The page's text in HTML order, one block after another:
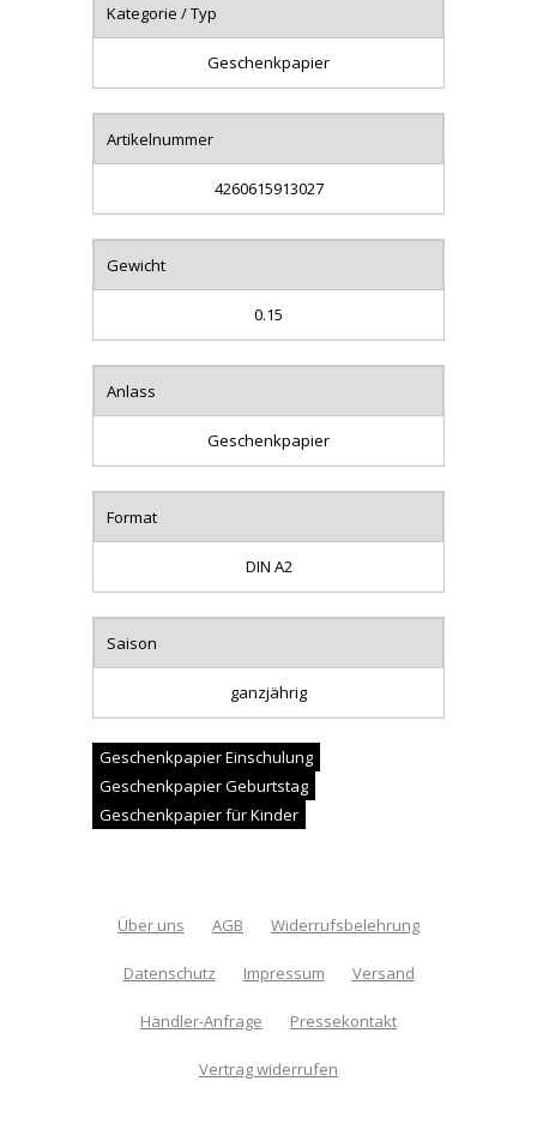
Kategorie / Typ
Geschenkpapier
Artikelnummer
4260615913027
Gewicht
0.15
Anlass
Geschenkpapier
Format
DIN A2
Saison
ganzjährig
Geschenkpapier Einschulung
Geschenkpapier Geburtstag
Geschenkpapier für Kinder
Über uns AGB Widerrufsbelehrung
Datenschutz Impressum Versand
Händler-Anfrage Pressekontakt
Vertrag widerrufen